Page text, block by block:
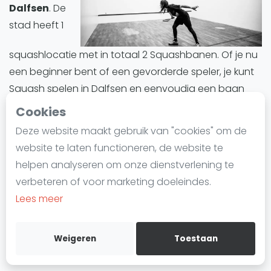
Cookies
Deze website maakt gebruik van "cookies" om de
website te laten functioneren, de website te
helpen analyseren om onze dienstverlening te
verbeteren of voor marketing doeleindes.
Lees meer
Weigeren Toestaan
Laatste
SBN Eredivisie
Agenda
Squash
Squash Den Haag
Dalfsen. De
stad heeft 1
squashlocatie met in totaal 2 Squashbanen. Of je nu
een beginner bent of een gevorderde speler, je kunt
Squash spelen in Dalfsen en eenvoudig een baan
reserveren.
Dalfsen biedt een divers aanbod aan Squashbanen.
Alle Squashbanen in Dalfsen zijn indoor.
Squashbanen in Dalfsenzijn ideaal voor iedereen
die deze trend wil uitproberen of zijn vaardigheden
wil verbeteren. Of het nu gaat om training, informele
wedstrijden of competities, Dalfsen is een ideale plek
om in de wereld van Squash te duiken.